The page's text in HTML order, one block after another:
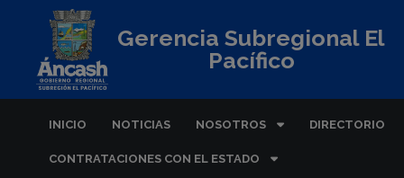
Gerencia Subregional El
Pacífico
INICIO NOTICIAS NOSOTROS DIRECTORIO
CONTRATACIONES CON EL ESTADO